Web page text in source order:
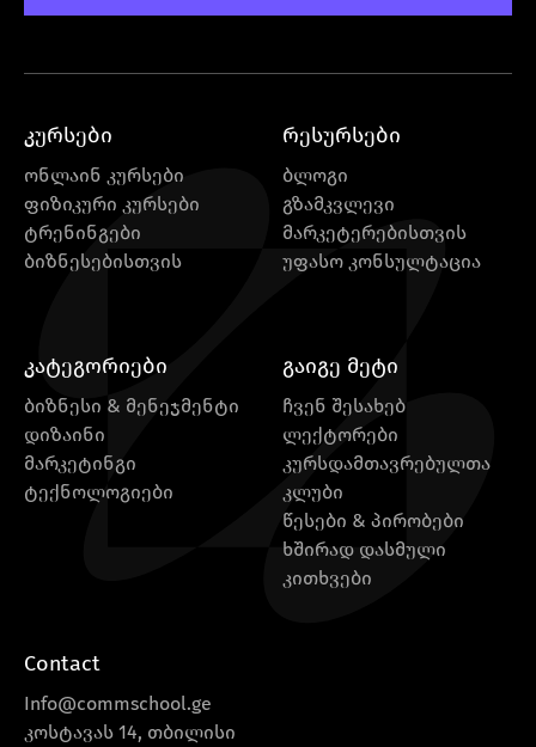
კურსები
ონლაინ კურსები
ფიზიკური კურსები
ტრენინგები
ბიზნესებისთვის
რესურსები
ბლოგი
გზამკვლევი
მარკეტერებისთვის
უფასო კონსულტაცია
კატეგორიები
ბიზნესი & მენეჯმენტი
დიზაინი
მარკეტინგი
ტექნოლოგიები
გაიგე მეტი
ჩვენ შესახებ
ლექტორები
კურსდამთავრებულთა
კლუბი
წესები & პირობები
ხშირად დასმული
კითხვები
Contact
Info@commschool.ge
კოსტავას 14, თბილისი